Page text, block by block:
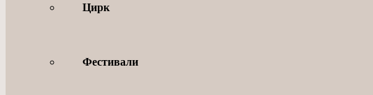
Цирк
Фестивали